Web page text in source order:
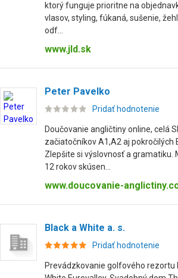
ktorý funguje prioritne na
vlasov, styling, fúkaná, sušenie,
odf...
www.jld.sk
Peter Pavelko
Pridať hodnotenie
Doučovanie angličtiny online, celá
začiatočníkov A1,A2 aj pokročilých
Zlepšite si výslovnosť a gramatiku.
12 rokov skúsen...
www.doucovanie-
Black a White a. s.
Pridať hodnotenie
Prevádzkovanie golfového rezortu